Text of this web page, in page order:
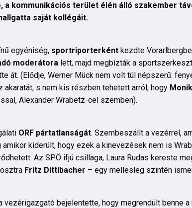
kommunikációs terület élén álló szakember
saját kollégáit.
egyéniség, sportriporterként kezdte
moderátora lett, majd megbízták a
át. (Elődje, Werner Mück nem volt túl népszerű:
s nem kis részben tehetett arról, hogy
Alexander Wrabetz-cel szemben).
ORF pártatlanságát. Szembeszállt a vezérrel,
kiderült, hogy ezek a kinevezések nem is
Az SPÖ ifjú csillaga, Laura Rudas kereste
Fritz Dittlbacher – egy mellesleg szintén
bejelentette, hogy megrendült benne